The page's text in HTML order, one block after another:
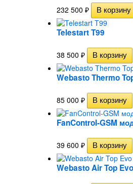
232 500 ₽
Telestart T99
38 500 ₽
Webasto Thermo
85 000 ₽
FanControl-GSM
39 600 ₽
Webasto Air Top